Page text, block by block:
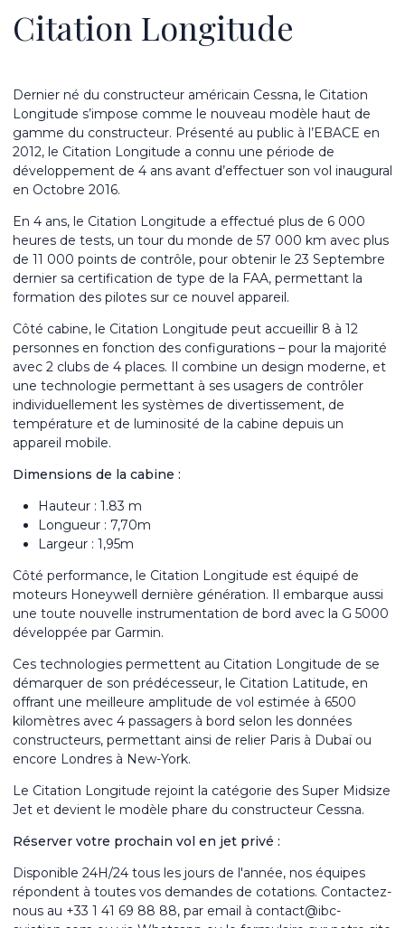
Citation Longitude
Dernier né du constructeur américain Cessna, le Citation
Longitude s’impose comme le nouveau modèle haut de
gamme du constructeur. Présenté au public à l’EBACE en
2012, le Citation Longitude a connu une période de
développement de 4 ans avant d’effectuer son vol inaugural
en Octobre 2016.
En 4 ans, le Citation Longitude a effectué plus de 6 000
heures de tests, un tour du monde de 57 000 km avec plus
de 11 000 points de contrôle, pour obtenir le 23 Septembre
dernier sa certification de type de la FAA, permettant la
formation des pilotes sur ce nouvel appareil.
Côté cabine, le Citation Longitude peut accueillir 8 à 12
personnes en fonction des configurations – pour la majorité
avec 2 clubs de 4 places. Il combine un design moderne, et
une technologie permettant à ses usagers de contrôler
individuellement les systèmes de divertissement, de
température et de luminosité de la cabine depuis un
appareil mobile.
Dimensions de la cabine :
Hauteur : 1.83 m
Longueur : 7,70m
Largeur : 1,95m
Côté performance, le Citation Longitude est équipé de
moteurs Honeywell dernière génération. Il embarque aussi
une toute nouvelle instrumentation de bord avec la G 5000
développée par Garmin.
Ces technologies permettent au Citation Longitude de se
démarquer de son prédécesseur, le Citation Latitude, en
offrant une meilleure amplitude de vol estimée à 6500
kilomètres avec 4 passagers à bord selon les données
constructeurs, permettant ainsi de relier Paris à Dubaï ou
encore Londres à New-York.
Le Citation Longitude rejoint la catégorie des Super Midsize
Jet et devient le modèle phare du constructeur Cessna.
Réserver votre prochain vol en jet privé :
Disponible 24H/24 tous les jours de l'année, nos équipes
répondent à toutes vos demandes de cotations. Contactez-
nous au +33 1 41 69 88 88, par email à contact@ibc-